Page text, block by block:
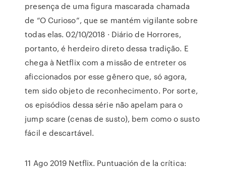
presença de uma figura mascarada chamada
de “O Curioso”, que se mantém vigilante sobre
todas elas. 02/10/2018 · Diário de Horrores,
portanto, é herdeiro direto dessa tradição. E
chega à Netflix com a missão de entreter os
aficcionados por esse gênero que, só agora,
tem sido objeto de reconhecimento. Por sorte,
os episódios dessa série não apelam para o
jump scare (cenas de susto), bem como o susto
fácil e descartável.
11 Ago 2019 Netflix. Puntuación de la crítica: